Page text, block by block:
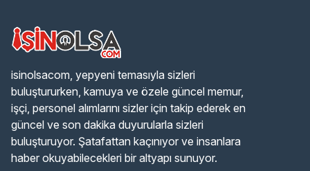
isinolsacom, yepyeni temasıyla sizleri
buluştururken, kamuya ve özele güncel memur,
işçi, personel alımlarını sizler için takip ederek en
güncel ve son dakika duyurularla sizleri
buluşturuyor. Şatafattan kaçınıyor ve insanlara
haber okuyabilecekleri bir altyapı sunuyor.